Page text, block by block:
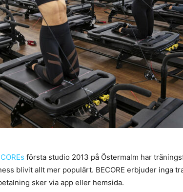
första studio 2013 på Östermalm har
blivit allt mer populärt. BECORE erbjuder inga
sker via app eller hemsida.